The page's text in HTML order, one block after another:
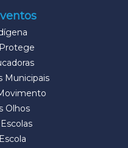
Municipais
Olhos